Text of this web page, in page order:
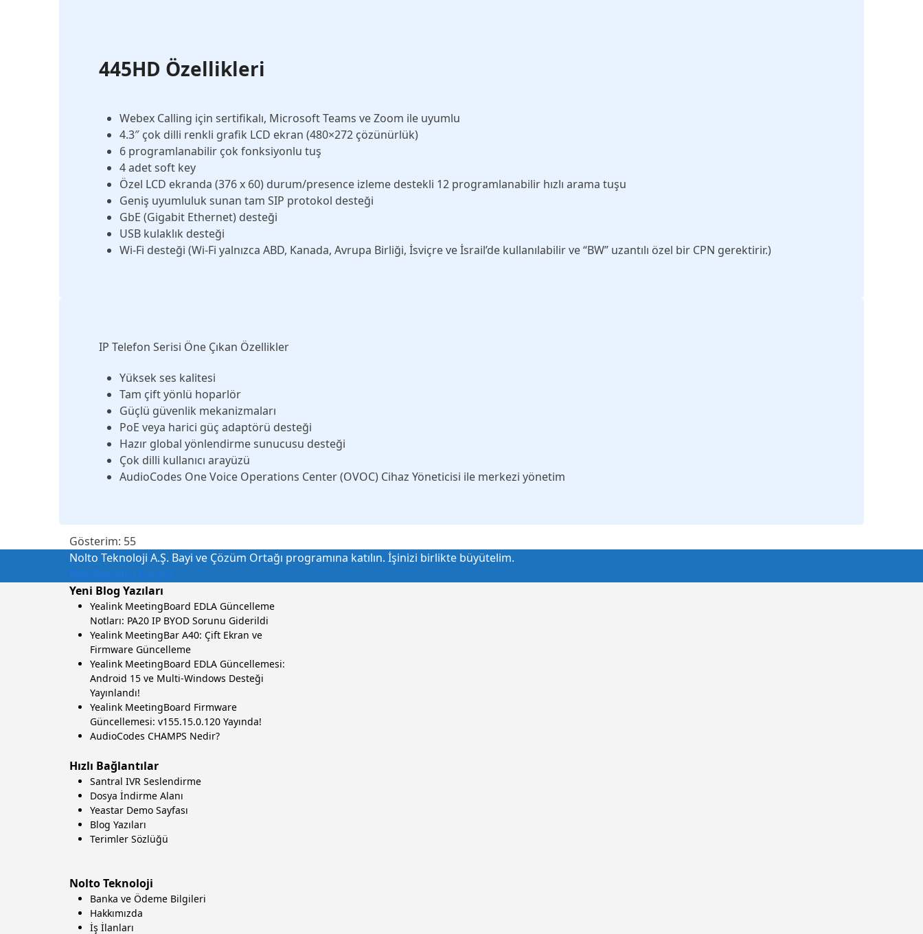
445HD Özellikleri
Webex Calling için sertifikalı, Microsoft Teams ve Zoom ile uyumlu
4.3″ çok dilli renkli grafik LCD ekran (480×272 çözünürlük)
6 programlanabilir çok fonksiyonlu tuş
4 adet soft key
Özel LCD ekranda (376 x 60) durum/presence izleme destekli 12 programlanabilir hızlı arama tuşu
Geniş uyumluluk sunan tam SIP protokol desteği
GbE (Gigabit Ethernet) desteği
USB kulaklık desteği
Wi-Fi desteği (Wi-Fi yalnızca ABD, Kanada, Avrupa Birliği, İsviçre ve İsrail’de kullanılabilir ve “BW” uzantılı özel bir CPN gerektirir.)
IP Telefon Serisi Öne Çıkan Özellikler
Yüksek ses kalitesi
Tam çift yönlü hoparlör
Güçlü güvenlik mekanizmaları
PoE veya harici güç adaptörü desteği
Hazır global yönlendirme sunucusu desteği
Çok dilli kullanıcı arayüzü
AudioCodes One Voice Operations Center (OVOC) Cihaz Yöneticisi ile merkezi yönetim
Gösterim: 55
Nolto Teknoloji A.Ş. Bayi ve Çözüm Ortağı programına katılın. İşinizi birlikte büyütelim.
Bayi Başvuru Formu
Yeni Blog Yazıları
Yealink MeetingBoard EDLA Güncelleme
Notları: PA20 IP BYOD Sorunu Giderildi
Yealink MeetingBar A40: Çift Ekran ve
Firmware Güncelleme
Yealink MeetingBoard EDLA Güncellemesi:
Android 15 ve Multi-Windows Desteği
Yayınlandı!
Yealink MeetingBoard Firmware
Güncellemesi: v155.15.0.120 Yayında!
AudioCodes CHAMPS Nedir?
Hızlı Bağlantılar
Santral IVR Seslendirme
Dosya İndirme Alanı
Yeastar Demo Sayfası
Blog Yazıları
Terimler Sözlüğü
Nolto Teknoloji
Banka ve Ödeme Bilgileri
Hakkımızda
İş İlanları